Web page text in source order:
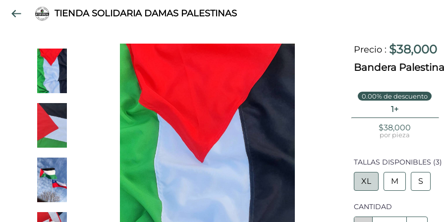
TIENDA SOLIDARIA DAMAS PALESTINAS
Precio : $38,000
Bandera Palestina
0.00% de descuento
1+
$38,000
por pieza
TALLAS DISPONIBLES (3)
XL M S
CANTIDAD